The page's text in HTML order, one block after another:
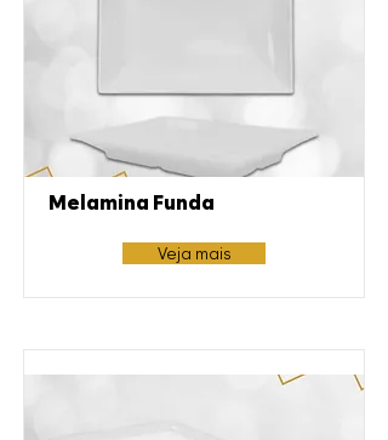
Melamina Funda
Veja mais